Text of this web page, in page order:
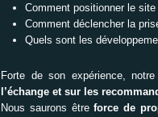
Comment positionner le
Comment déclencher la
Quels sont les
Forte de son expérience, notre
l’échange et sur les
Nous saurons êtreforce de